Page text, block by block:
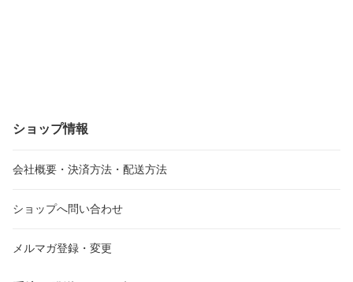
ショップ情報
会社概要・決済方法・配送方法
ショップへ問い合わせ
メルマガ登録・変更